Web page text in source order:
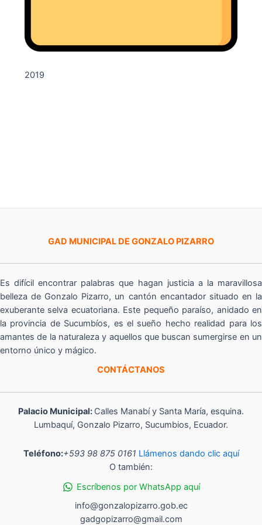
2019
GAD MUNICIPAL DE GONZALO PIZARRO
Es difícil encontrar palabras que hagan justicia a la maravillosa
belleza de Gonzalo Pizarro, un cantón encantador situado en la
exuberante selva ecuatoriana. Este pequeño paraíso, anidado en
la provincia de Sucumbíos, es el sueño hecho realidad para los
amantes de la naturaleza y aquellos que buscan sumergirse en un
entorno único y mágico.
CONTÁCTANOS
Palacio Municipal: Calles Manabí y Santa María, esquina.
Lumbaquí, Gonzalo Pizarro, Sucumbios, Ecuador.
Teléfono:+593 98 875 0161 Llámenos dando clic aquí
O también:
Escríbenos por WhatsApp aquí
info@gonzalopizarro.gob.ec
gadgopizarro@gmail.com